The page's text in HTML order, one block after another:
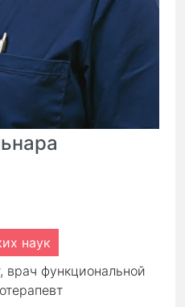
наук
врач функциональной